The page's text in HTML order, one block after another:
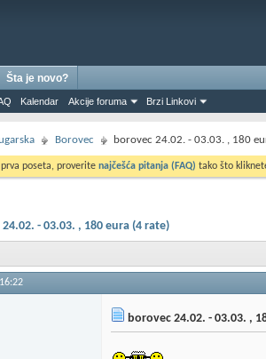
Kalendar Akcije foruma Brzi Linkovi
Šta je novo?
Borovec borovec 24.02. - 03.03. , 180
poseta, proverite najčešća pitanja (FAQ) tako što
- 03.03. , 180 eura (4 rate)
16:22
borovec 24.02. - 03.03. ,